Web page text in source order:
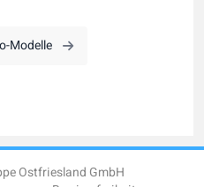
Modelle
Ostfriesland GmbH